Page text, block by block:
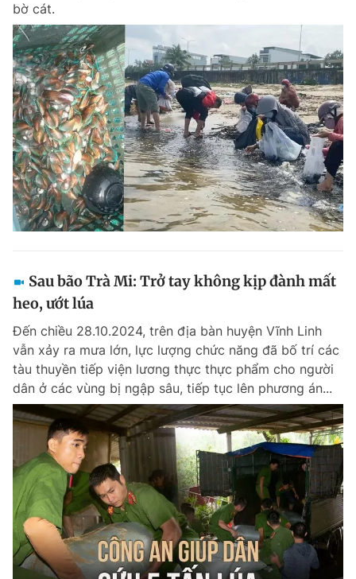
bờ cát.
Sau bão Trà Mi: Trở tay không kịp đành mất
heo, ướt lúa
Đến chiều 28.10.2024, trên địa bàn huyện Vĩnh Linh
vẫn xảy ra mưa lớn, lực lượng chức năng đã bố trí các
tàu thuyền tiếp viện lương thực thực phẩm cho người
dân ở các vùng bị ngập sâu, tiếp tục lên phương án...